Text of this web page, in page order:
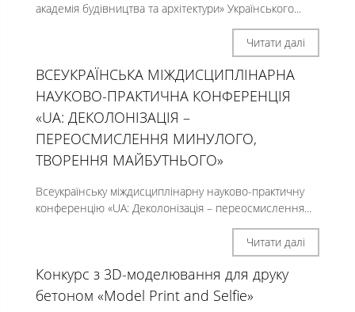
академія будівництва та архітектури» Українського...
Читати далі
ВСЕУКРАЇНСЬКА МІЖДИСЦИПЛІНАРНА
НАУКОВО-ПРАКТИЧНА КОНФЕРЕНЦІЯ
«UA: ДЕКОЛОНІЗАЦІЯ –
ПЕРЕОСМИСЛЕННЯ МИНУЛОГО,
ТВОРЕННЯ МАЙБУТНЬОГО»
Всеукраїнську міждисциплінарну науково-практичну
конференцію «UA: Деколонізація – переосмислення...
Читати далі
Конкурс з 3D-моделювання для друку
бетоном «Model Print and Selfie»